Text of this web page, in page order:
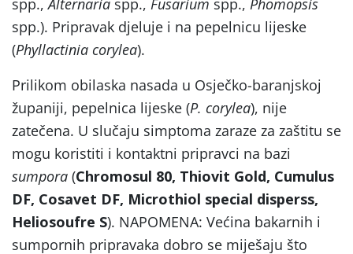
spp.,Alternaria spp., Fusarium spp., Phomopsis
spp.). Pripravak djeluje i na pepelnicu lijeske
(Phyllactinia corylea).
Prilikom obilaska nasada u Osječko-baranjskoj
županiji, pepelnica lijeske (P. corylea), nije
zatečena. U slučaju simptoma zaraze za zaštitu se
mogu koristiti i kontaktni pripravci na bazi
sumpora (Chromosul 80, Thiovit Gold, Cumulus
DF, Cosavet DF, Microthiol special disperss,
Heliosoufre S). NAPOMENA: Većina bakarnih i
sumpornih pripravaka dobro se miješaju što